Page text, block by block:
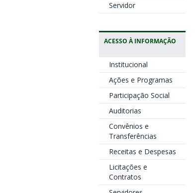
Servidor
ACESSO À INFORMAÇÃO
Institucional
Ações e Programas
Participação Social
Auditorias
Convênios e
Transferências
Receitas e Despesas
Licitações e
Contratos